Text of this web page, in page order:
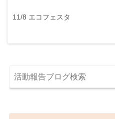
11/8 エコフェスタ